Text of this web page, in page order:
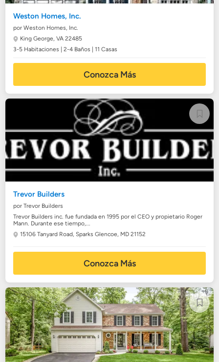
Weston Homes, Inc.
por Weston Homes, Inc.
King George, VA 22485
3-5 Habitaciones | 2-4 Baños | 11 Casas
Conozca Más
Trevor Builders
por Trevor Builders
Trevor Builders inc. fue fundada en 1995 por el CEO y propietario Roger
Mann. Durante ese tiempo,...
15106 Tanyard Road,Sparks Glencoe, MD 21152
Conozca Más